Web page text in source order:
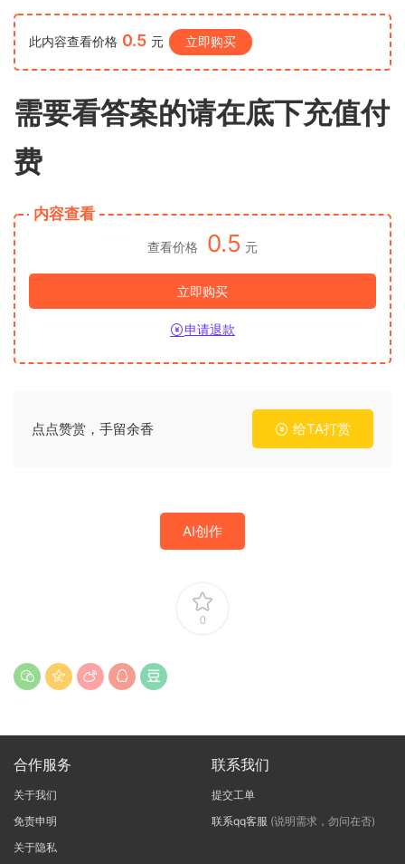
此内容查看价格 0.5 元 立即购买
需要看答案的请在底下充值付
费
内容查看
查看价格 0.5 元
立即购买
申请退款
点点赞赏，手留余香 给TA打赏
AI创作
0
合作服务
关于我们
免责申明
关于隐私
联系我们
提交工单
联系qq客服 (说明需求，勿问在否)